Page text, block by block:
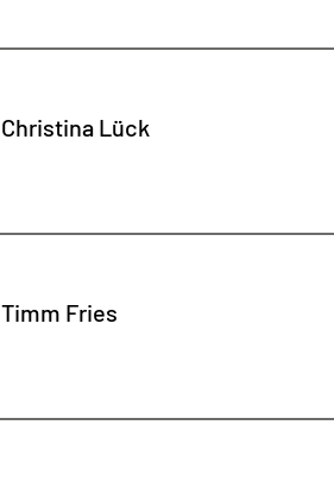
Christina Lück
Timm Fries